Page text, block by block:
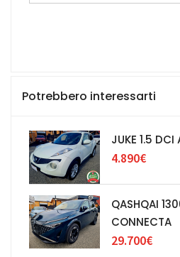
Potrebbero interessarti
JUKE 1.5 DCI
4.890€
QASHQAI
CONNECTA
29.700€